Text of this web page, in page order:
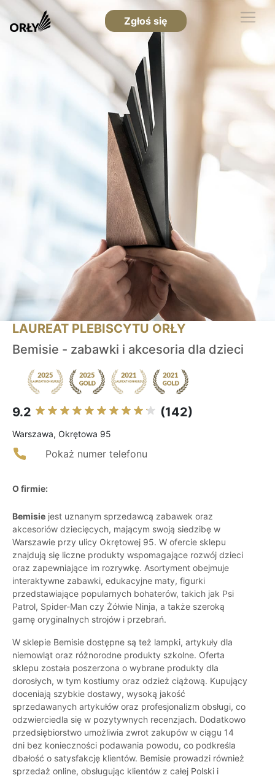
Zgłoś się
LAUREAT PLEBISCYTU ORŁY
Bemisie - zabawki i akcesoria dla dzieci
9.2 (142)
Warszawa, Okrętowa 95
Pokaż numer telefonu
O firmie:
Bemisie jest uznanym sprzedawcą zabawek oraz
akcesoriów dziecięcych, mającym swoją siedzibę w
Warszawie przy ulicy Okrętowej 95. W ofercie sklepu
znajdują się liczne produkty wspomagające rozwój dzieci
oraz zapewniające im rozrywkę. Asortyment obejmuje
interaktywne zabawki, edukacyjne maty, figurki
przedstawiające popularnych bohaterów, takich jak Psi
Patrol, Spider-Man czy Żółwie Ninja, a także szeroką
gamę oryginalnych strojów i przebrań.
W sklepie Bemisie dostępne są też lampki, artykuły dla
niemowląt oraz różnorodne produkty szkolne. Oferta
sklepu została poszerzona o wybrane produkty dla
dorosłych, w tym kostiumy oraz odzież ciążową. Kupujący
doceniają szybkie dostawy, wysoką jakość
sprzedawanych artykułów oraz profesjonalizm obsługi, co
odzwierciedla się w pozytywnych recenzjach. Dodatkowo
przedsiębiorstwo umożliwia zwrot zakupów w ciągu 14
dni bez konieczności podawania powodu, co podkreśla
dbałość o satysfakcję klientów. Bemisie prowadzi również
sprzedaż online, obsługując klientów z całej Polski i